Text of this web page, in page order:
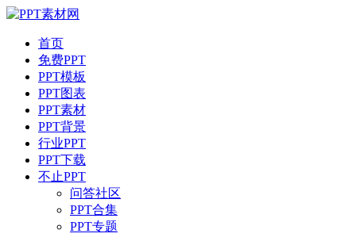
首页
免费PPT
PPT模板
PPT图表
PPT素材
PPT背景
行业PPT
PPT下载
不止PPT
问答社区
PPT合集
PPT专题